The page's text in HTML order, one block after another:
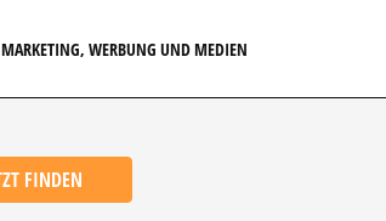
MARKETING, WERBUNG UND MEDIEN
FINDEN